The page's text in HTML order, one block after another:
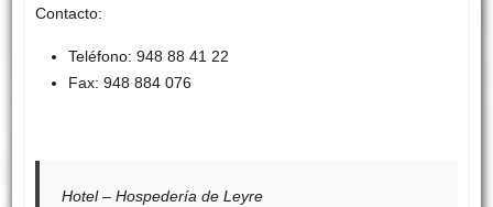
Contacto:
Teléfono: 948 88 41 22
Fax: 948 884 076
Hotel – Hospedería de Leyre